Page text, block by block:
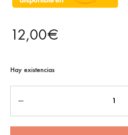
12,00€
Hay existencias